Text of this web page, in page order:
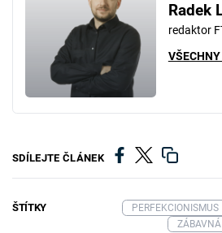
Radek
redaktor
SDÍLEJTE ČLÁNEK
ŠTÍTKY PERFEKCIONISMUS
ZÁBAVNÁ